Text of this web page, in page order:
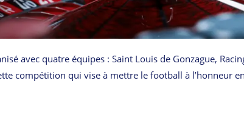
avec quatre équipes : Saint Louis de Gonzague,
compétition qui vise à mettre le football à l’honneur